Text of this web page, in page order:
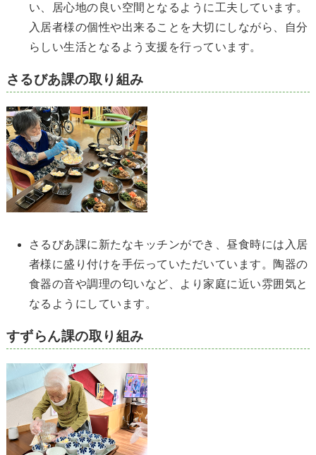
い、居心地の良い空間となるように工夫しています。
入居者様の個性や出来ることを大切にしながら、自分
らしい生活となるよう支援を行っています。
さるびあ課の取り組み
さるびあ課に新たなキッチンができ、昼食時には入居
者様に盛り付けを手伝っていただいています。陶器の
食器の音や調理の匂いなど、より家庭に近い雰囲気と
なるようにしています。
すずらん課の取り組み